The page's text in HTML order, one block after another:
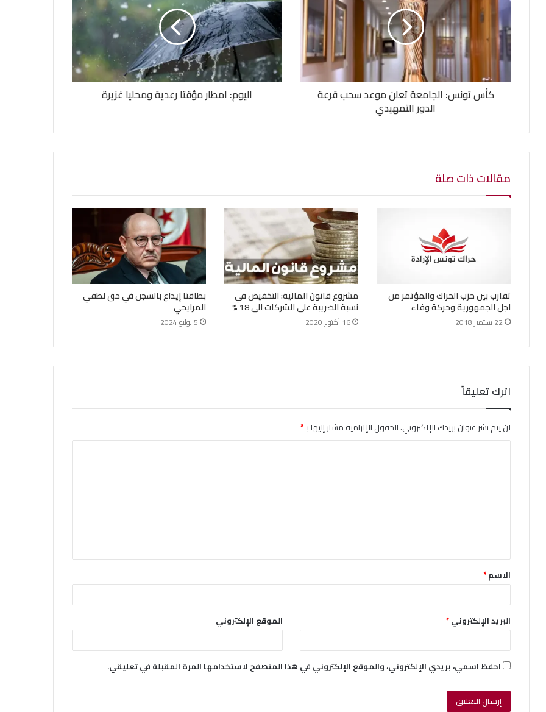
كأس تونس: الجامعة تعلن موعد سحب قرعة
الدور التمهيدي
اليوم: امطار مؤقتا رعدية ومحليا غزيرة
مقالات ذات صلة
تقارب بين حزب الحراك والمؤتمر من
اجل الجمهورية وحركة وفاء
22 سبتمبر 2018
مشروع قانون المالية: التخفيض في
نسبة الضريبة على الشركات الى 18 %
16 أكتوبر 2020
بطاقتا إيداع بالسجن في حق لطفي
المرايحي
5 يوليو 2024
اترك تعليقاً
لن يتم نشر عنوان بريدك الإلكتروني.الحقول الإلزامية مشار إليها بـ*
ق
*الاسم*
البريد الإلكتروني* الموقع الإلكتروني
احفظ اسمي، بريدي الإلكتروني، والموقع الإلكتروني في هذا المتصفح لاستخدامها المرة المقبلة في تعليقي.